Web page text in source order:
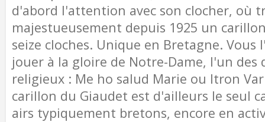
d'abord l'attention avec son clocher, où
majestueusement depuis 1925 un
seize cloches. Unique en Bretagne.
jouer à la gloire de Notre-Dame, l'un des
religieux : Me ho salud Marie ou Itron
carillon du Giaudet est d'ailleurs le seul
airs typiquement bretons, encore en